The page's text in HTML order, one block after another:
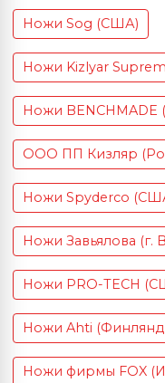
Ножи Sog (США)
Ножи Kizlyar
Ножи
ООО ПП Кизляр
Ножи Spyderco
Ножи Завьялова (г.
Ножи PRO-TECH
Ножи Ahti
Ножи фирмы FOX